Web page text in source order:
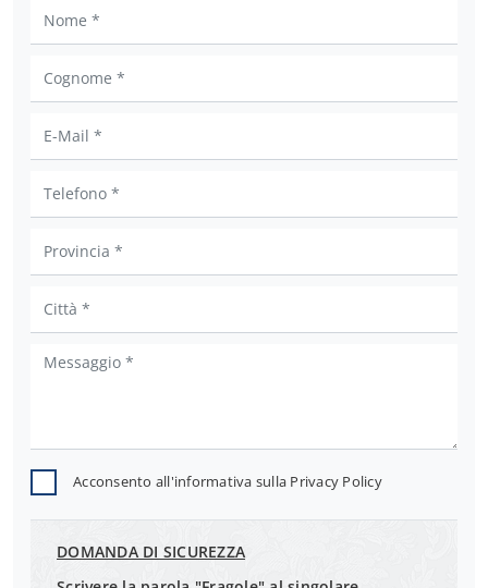
Acconsento all'informativa sulla Privacy Policy
DOMANDA DI SICUREZZA